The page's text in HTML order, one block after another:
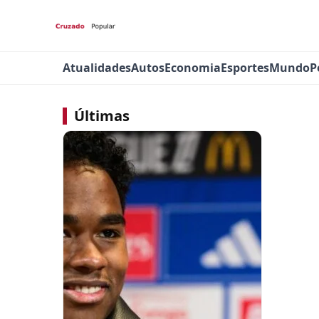
AtualidadesAutosEconomiaEsportesMundo
Últimas